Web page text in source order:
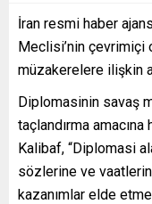
İran resmi haber
Meclisi’nin çevrimiçi
müzakerelere ilişkin
Diplomasinin savaş
taçlandırma
Kalibaf, “Diplomasi
sözlerine ve
kazanımlar elde